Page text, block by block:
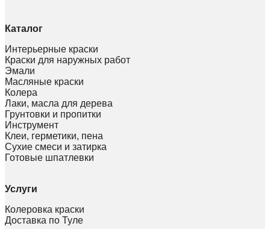
Каталог
Интерьерные краски
Краски для наружных работ
Эмали
Масляные краски
Колера
Лаки, масла для дерева
Грунтовки и пропитки
Инструмент
Клеи, герметики, пена
Сухие смеси и затирка
Готовые шпатлевки
Услуги
Колеровка краски
Доставка по Туле